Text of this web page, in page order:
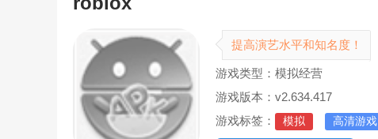
提高演艺水平和知名度！
游戏类型：模拟经营
游戏版本：v2.634.417
游戏标签：
模拟 高清游戏